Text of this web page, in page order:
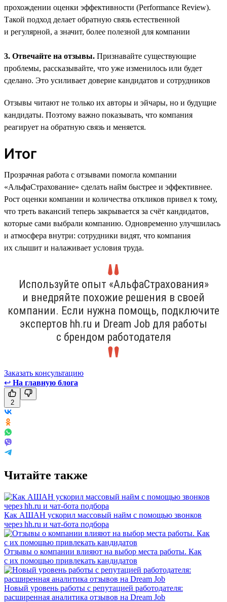
прохождении оценки эффективности (Performance Review).
Такой подход делает обратную связь естественной
и регулярной, а значит, более полезной для компании
3. Отвечайте на отзывы. Признавайте существующие
проблемы, рассказывайте, что уже изменилось или будет
сделано. Это усиливает доверие кандидатов и сотрудников
Отзывы читают не только их авторы и эйчары, но и будущие
кандидаты. Поэтому важно показывать, что компания
реагирует на обратную связь и меняется.
Итог
Прозрачная работа с отзывами помогла компании
«АльфаСтрахование» сделать найм быстрее и эффективнее.
Рост оценки компании и количества откликов привел к тому,
что треть вакансий теперь закрывается за счёт кандидатов,
которые сами выбрали компанию. Одновременно улучшилась
и атмосфера внутри: сотрудники видят, что компания
их слышит и налаживает условия труда.
Используйте опыт «АльфаСтрахования»
и внедряйте похожие решения в своей
компании. Если нужна помощь, подключите
экспертов hh.ru и Dream Job для работы
с брендом работодателя
Заказать консультацию
↩ На главную блога
2
Читайте также
Как АШАН ускорил массовый найм с помощью звонков
через hh.ru и чат-бота подбора
Отзывы о компании влияют на выбор места работы. Как
с их помощью привлекать кандидатов
Новый уровень работы с репутацией работодателя:
расширенная аналитика отзывов на Dream Job